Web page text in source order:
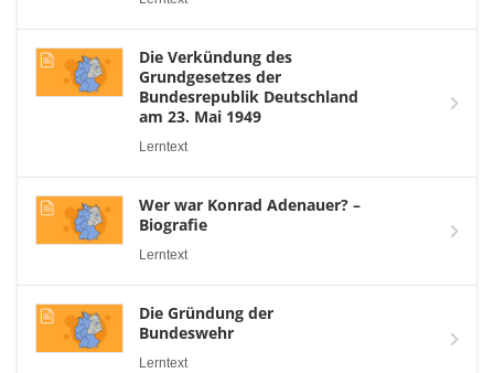
Die Verkündung des
Grundgesetzes der
Bundesrepublik Deutschland
am 23. Mai 1949
Lerntext
Wer war Konrad Adenauer? –
Biografie
Lerntext
Die Gründung der
Bundeswehr
Lerntext